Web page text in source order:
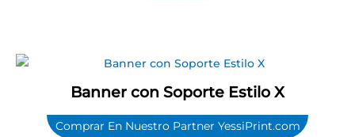
Banner con Soporte Estilo X
Comprar En Nuestro Partner YessiPrint.com